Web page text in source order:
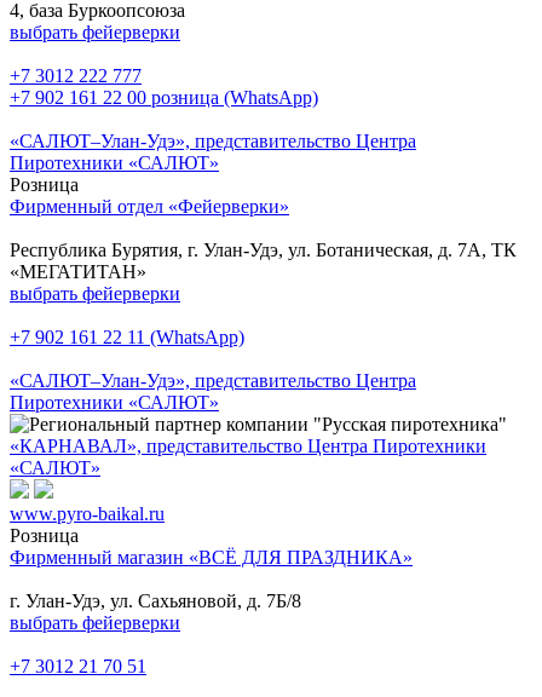
4, база Буркоопсоюза
выбрать фейерверки
+7 3012 222 777
+7 902 161 22 00 розница (WhatsApp)
«САЛЮТ–Улан-Удэ», представительство Центра
Пиротехники «САЛЮТ»
Розница
Фирменный отдел «Фейерверки»
Республика Бурятия, г. Улан-Удэ, ул. Ботаническая, д. 7А, ТК
«МЕГАТИТАН»
выбрать фейерверки
+7 902 161 22 11 (WhatsApp)
«САЛЮТ–Улан-Удэ», представительство Центра
Пиротехники «САЛЮТ»
«КАРНАВАЛ», представительство Центра Пиротехники
«САЛЮТ»
www.pyro-baikal.ru
Розница
Фирменный магазин «ВСЁ ДЛЯ ПРАЗДНИКА»
г. Улан-Удэ, ул. Сахьяновой, д. 7Б/8
выбрать фейерверки
+7 3012 21 70 51